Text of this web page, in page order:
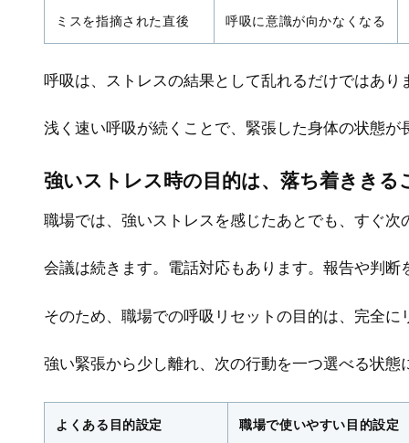
ミスを指摘された直後 呼吸に意識が向かなくなる
呼吸は、ストレスの結果として乱れるだけではあり
浅く速い呼吸が続くことで、緊張した身体の状態
強いストレス時の目的は、落ち着ききる
職場では、強いストレスを感じたあとでも、すぐ
会議は続きます。電話対応もあります。報告や判
そのため、職場での呼吸リセットの目的は、完全
強い緊張から少し離れ、次の行動を一つ選べる状態
よくある目的設定 職場で使いやすい目的設定